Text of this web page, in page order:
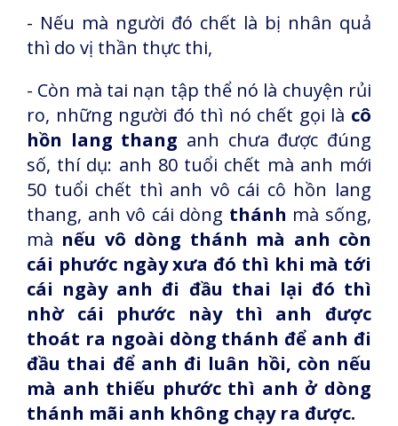
- Nếu mà người đó chết là bị nhân quả
thì do vị thần thực thi,
- Còn mà tai nạn tập thể nó là chuyện rủi
ro, những người đó thì nó chết gọi là cô
hồn lang thang anh chưa được đúng
số, thí dụ: anh 80 tuổi chết mà anh mới
50 tuổi chết thì anh vô cái cô hồn lang
thang, anh vô cái dòng thánh mà sống,
mà nếu vô dòng thánh mà anh còn
cái phước ngày xưa đó thì khi mà tới
cái ngày anh đi đầu thai lại đó thì
nhờ cái phước này thì anh được
thoát ra ngoài dòng thánh để anh đi
đầu thai để anh đi luân hồi, còn nếu
mà anh thiếu phước thì anh ở dòng
thánh mãi anh không chạy ra được.